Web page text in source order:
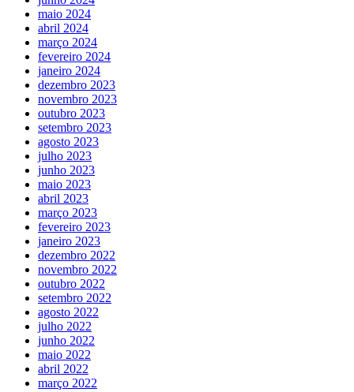
maio 2024
abril 2024
março 2024
fevereiro 2024
janeiro 2024
dezembro 2023
novembro 2023
outubro 2023
setembro 2023
agosto 2023
julho 2023
junho 2023
maio 2023
abril 2023
março 2023
fevereiro 2023
janeiro 2023
dezembro 2022
novembro 2022
outubro 2022
setembro 2022
agosto 2022
julho 2022
junho 2022
maio 2022
abril 2022
março 2022